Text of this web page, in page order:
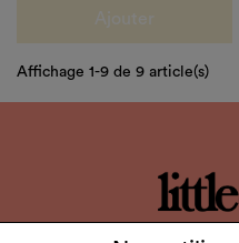
Affichage 1-9 de 9 article(s)